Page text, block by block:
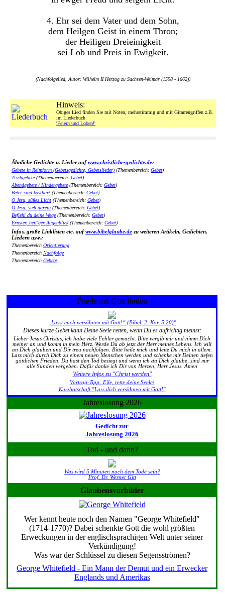
4. Ehr sei dem Vater und dem Sohn,
dem Heilgen Geist in einem Thron;
der Heiligen Dreieinigkeit
sei Lob und Preis in Ewigkeit.
(Nachfolgelied, Autor: Wilhelm II Herzog zu Sachsen-Weimar (1598 - 1662))
Hinweis:
Obiges Lied finden Sie mit Noten, mehrstimmig und mit Gitarrengriffen z.B.
im Liederbuch
'Feiern und Loben!'
Ähnliche Gedichte u. Lieder aufwww.christliche-gedichte.de:
Gebete in Reimform (Gebetsgedichte, Gebetslieder) (Themenbereich: Gebet)
Tischgebete(Themenbereich: Gebet)
Abendgebete / Kindergebete(Themenbereich: Gebet)
Beter sind kostbar! (Themenbereich: Gebet)
O Jesu, süßes Licht (Themenbereich: Gebet)
O Jesu, sieh darein (Themenbereich: Gebet)
Befiehl du deine Wege(Themenbereich: Gebet)
Ernster, heil‘ger Augenblick(Themenbereich: Gebet)
Infos, große Linklisten etc. aufwww.bibelglaube.de zu weiteren Artikeln, Gedichten,
Liedern usw.:
Themenbereich Orientierung
Themenbereich Nachfolge
Themenbereich Gebete
Friede mit Gott finden
„Lasst euch versöhnen mit Gott!“ (Bibel, 2. Kor. 5,20)"
Dieses kurze Gebet kann Deine Seele retten, wenn Du es aufrichtig meinst:
Lieber Jesus Christus, ich habe viele Fehler gemacht. Bitte vergib mir und nimm Dich
meiner an und komm in mein Herz. Werde Du ab jetzt der Herr meines Lebens. Ich will
an Dich glauben und Dir treu nachfolgen. Bitte heile mich und leite Du mich in allem.
Lass mich durch Dich zu einem neuen Menschen werden und schenke mir Deinen tiefen
göttlichen Frieden. Du hast den Tod besiegt und wenn ich an Dich glaube, sind mir
alle Sünden vergeben. Dafür danke ich Dir von Herzen, Herr Jesus. Amen
Weitere Infos zu "Christ werden"
Vortrag-Tipp: Eile, rette deine Seele!
Kurzbotschaft "Lass dich versöhnen mit Gott!"
Jahreslosung 2026
Gedicht zur
Jahreslosung 2026
Tod - und dann?
Was wird 5 Minuten nach dem Tode sein?
Prof. Dr. Werner Gitt
Glaubensvorbilder
Wer kennt heute noch den Namen "George Whitefield"
(1714-1770)? Dabei schenkte Gott die wohl größten
Erweckungen in der englischsprachigen Welt unter seiner
Verkündigung!
Was war der Schlüssel zu diesen Segensströmen?
George Whitefield - Ein Mann der Demut und ein Erwecker
Englands und Amerikas